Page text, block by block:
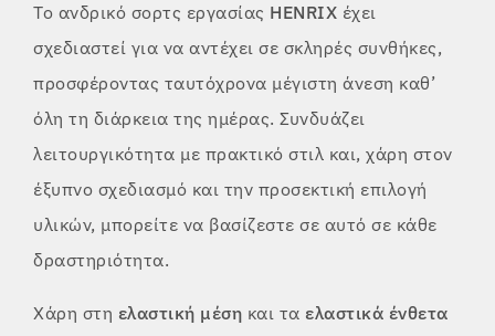
Το ανδρικό σορτς εργασίας HENRIX έχει
σχεδιαστεί για να αντέχει σε σκληρές συνθήκες,
προσφέροντας ταυτόχρονα μέγιστη άνεση καθ’
όλη τη διάρκεια της ημέρας. Συνδυάζει
λειτουργικότητα με πρακτικό στιλ και, χάρη στον
έξυπνο σχεδιασμό και την προσεκτική επιλογή
υλικών, μπορείτε να βασίζεστε σε αυτό σε κάθε
δραστηριότητα.
Χάρη στη ελαστική μέση και τα ελαστικά ένθετα